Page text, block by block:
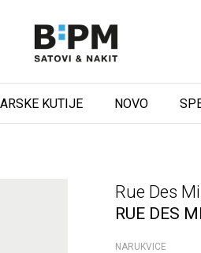
KUTIJE NOVO
Rue Des
RUE DES
NARUKVICE